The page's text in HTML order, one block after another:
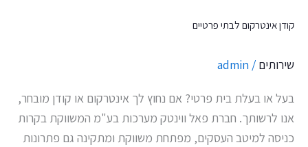
קודן אינטרקום לבתי פרטיים
שירותים /
admin
בעל או בעלת בית פרטי? אם נחוץ לך אינטרקום או קודן מובחר,
אנו לרשותך. חברת פאל ווינטק מערכות בע"מ המשווקת בקרות
כניסה למיטב העסקים, מפתחת משווקת ומתקינה גם פתרונות